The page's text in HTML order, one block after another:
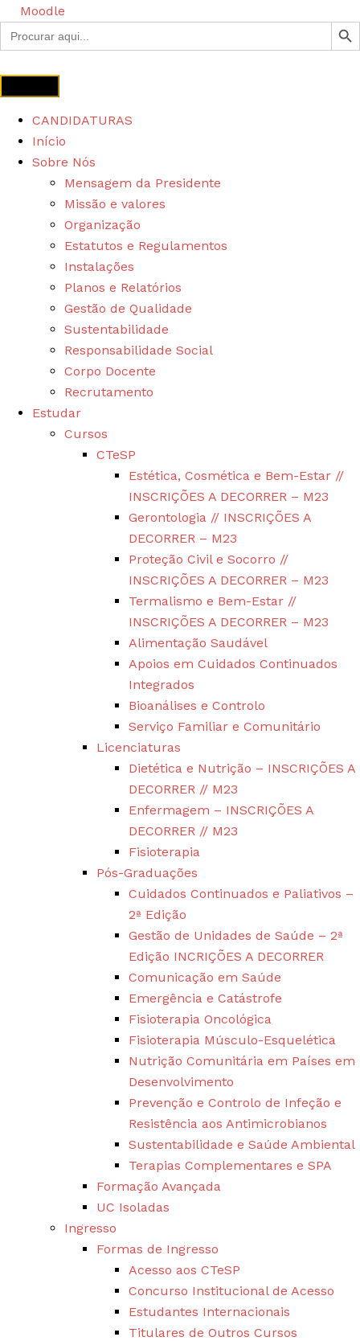
Moodle
Search
for:
SEARCH
CANDIDATURAS
Início
Sobre Nós
Mensagem da Presidente
Missão e valores
Organização
Estatutos e Regulamentos
Instalações
Planos e Relatórios
Gestão de Qualidade
Sustentabilidade
Responsabilidade Social
Corpo Docente
Recrutamento
Estudar
Cursos
CTeSP
Estética, Cosmética e Bem-Estar //
INSCRIÇÕES A DECORRER – M23
Gerontologia // INSCRIÇÕES A
DECORRER – M23
Proteção Civil e Socorro //
INSCRIÇÕES A DECORRER – M23
Termalismo e Bem-Estar //
INSCRIÇÕES A DECORRER – M23
Alimentação Saudável
Apoios em Cuidados Continuados
Integrados
Bioanálises e Controlo
Serviço Familiar e Comunitário
Licenciaturas
Dietética e Nutrição – INSCRIÇÕES A
DECORRER // M23
Enfermagem – INSCRIÇÕES A
DECORRER // M23
Fisioterapia
Pós-Graduações
Cuidados Continuados e Paliativos –
2ª Edição
Gestão de Unidades de Saúde – 2ª
Edição INCRIÇÕES A DECORRER
Comunicação em Saúde
Emergência e Catástrofe
Fisioterapia Oncológica
Fisioterapia Músculo-Esquelética
Nutrição Comunitária em Países em
Desenvolvimento
Prevenção e Controlo de Infeção e
Resistência aos Antimicrobianos
Sustentabilidade e Saúde Ambiental
Terapias Complementares e SPA
Formação Avançada
UC Isoladas
Ingresso
Formas de Ingresso
Acesso aos CTeSP
Concurso Institucional de Acesso
Estudantes Internacionais
Titulares de Outros Cursos